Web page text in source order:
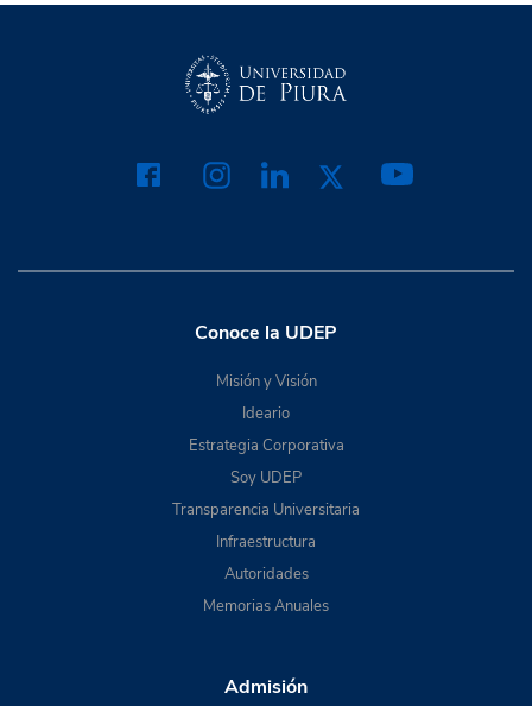
Conoce la UDEP
Misión y Visión
Ideario
Estrategia Corporativa
Soy UDEP
Transparencia Universitaria
Infraestructura
Autoridades
Memorias Anuales
Admisión